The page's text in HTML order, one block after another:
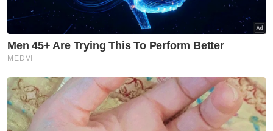
Melaka NS
Tuanku Muhriz ingatkan Exco
Negeri Sembilan jujur, jangan
salah guna kuasa